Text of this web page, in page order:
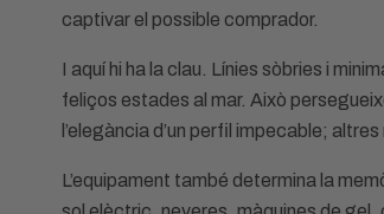
captivar el possible comprador.
I aquí hi ha la clau. Línies sòbries i
feliços estades al mar. Això
l’elegància d’un perfil impecable;
L’equipament també determina la